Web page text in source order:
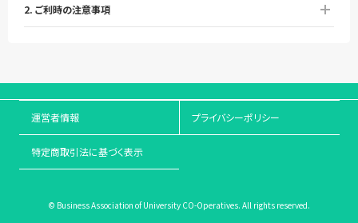
2. ご利時の注意事項
運営者情報 プライバシーポリシー
特定商取引法に基づく表示
© Business Association of University CO-Operatives. All rights reserved.